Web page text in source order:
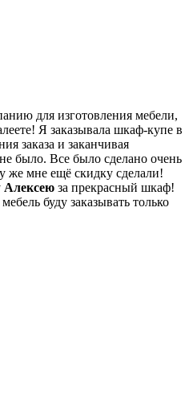
для изготовления мебели,
Я заказывала шкаф-купе в
заказа и заканчивая
было. Все было сделано очень
же мне ещё скидку сделали!
Алексею за прекрасный шкаф!
буду заказывать только